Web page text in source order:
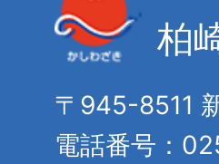
柏
〒945-8511
電話番号：